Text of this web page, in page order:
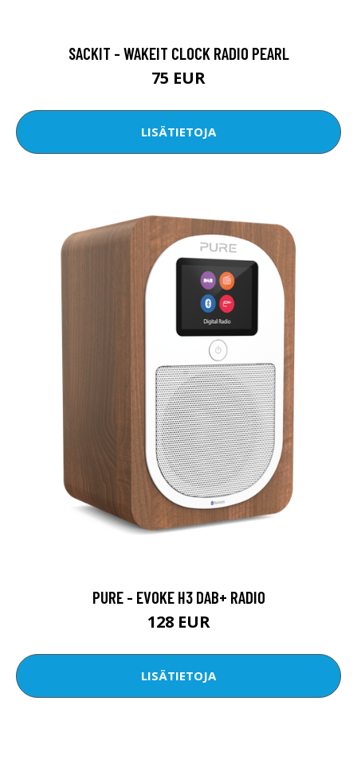
SACKIT - WAKEIT CLOCK RADIO PEARL
75 EUR
LISÄTIETOJA
PURE - EVOKE H3 DAB+ RADIO
128 EUR
LISÄTIETOJA